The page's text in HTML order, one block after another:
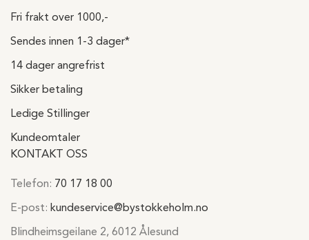
Fri frakt over 1000,-
Sendes innen 1-3 dager*
14 dager angrefrist
Sikker betaling
Ledige Stillinger
Kundeomtaler
KONTAKT OSS
Telefon: 70 17 18 00
E-post: kundeservice@bystokkeholm.no
Blindheimsgeilane 2, 6012 Ålesund